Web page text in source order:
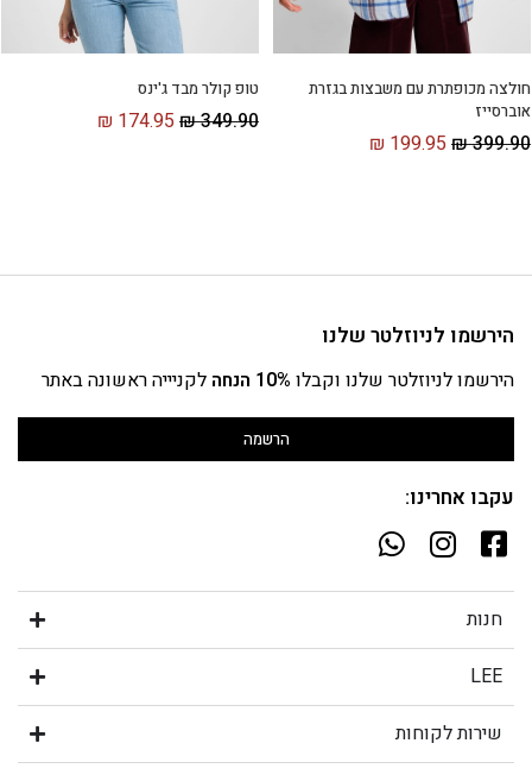
חולצה מכופתרת עם משבצות בגזרת
אוברסייז
₪399.90
₪ 199.95
טופ קולר מבד ג'ינס
₪349.90
₪ 174.95
הירשמו לניוזלטר שלנו
הירשמו לניוזלטר שלנו וקבלו 10% הנחה לקניייה ראשונה באתר
הרשמה
עקבו אחרינו:
חנות
LEE
שירות לקוחות